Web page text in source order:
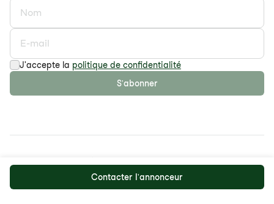
Contacter l'annonceur
J'accepte la politique de confidentialité
S'abonner
Politique de confidentialitéCDGV